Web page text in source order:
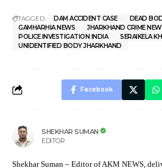
TAGGED: DAM ACCIDENT CASE
DEAD
GAMHARHIA NEWS
JHARKHAND CRIME
POLICE INVESTIGATION INDIA
SERAIKELA
UNIDENTIFIED BODY JHARKHAND
Facebook
SHEKHAR SUMAN
EDITOR
Shekhar Suman – Editor of AKM NEWS,